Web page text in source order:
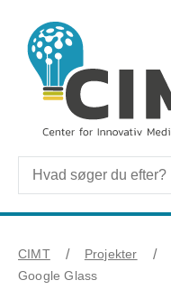
CIMT Projekter
Google Glass